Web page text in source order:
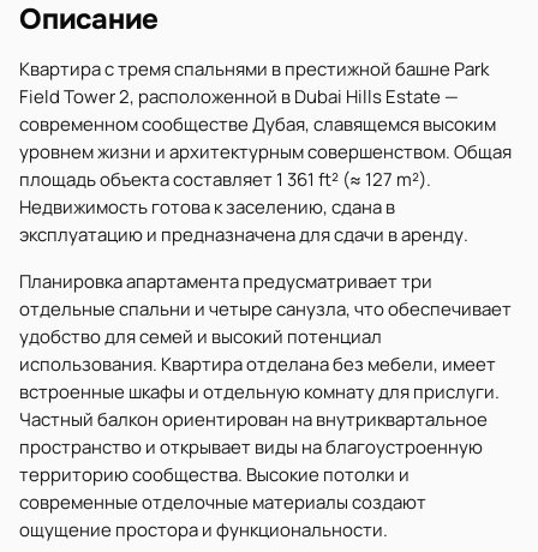
Описание
Квартира с тремя спальнями в престижной башне Park
Field Tower 2, расположенной в Dubai Hills Estate —
современном сообществе Дубая, славящемся высоким
уровнем жизни и архитектурным совершенством. Общая
площадь объекта составляет 1 361 ft² (≈ 127 m²).
Недвижимость готова к заселению, сдана в
эксплуатацию и предназначена для сдачи в аренду.
Планировка апартамента предусматривает три
отдельные спальни и четыре санузла, что обеспечивает
удобство для семей и высокий потенциал
использования. Квартира отделана без мебели, имеет
встроенные шкафы и отдельную комнату для прислуги.
Частный балкон ориентирован на внутриквартальное
пространство и открывает виды на благоустроенную
территорию сообщества. Высокие потолки и
современные отделочные материалы создают
ощущение простора и функциональности.